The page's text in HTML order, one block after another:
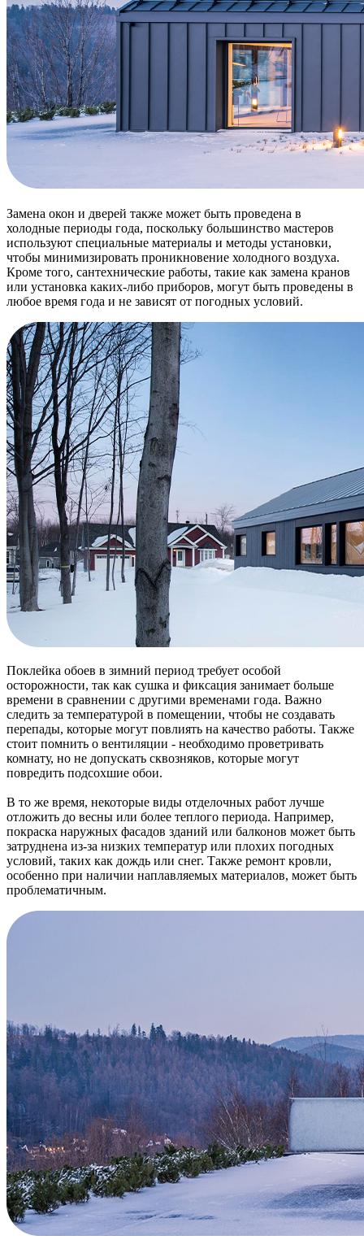
Замена окон и дверей также может быть проведена в
холодные периоды года, поскольку большинство мастеров
используют специальные материалы и методы установки,
чтобы минимизировать проникновение холодного воздуха.
Кроме того, сантехнические работы, такие как замена кранов
или установка каких-либо приборов, могут быть проведены в
любое время года и не зависят от погодных условий.
Поклейка обоев в зимний период требует особой
осторожности, так как сушка и фиксация занимает больше
времени в сравнении с другими временами года. Важно
следить за температурой в помещении, чтобы не создавать
перепады, которые могут повлиять на качество работы. Также
стоит помнить о вентиляции - необходимо проветривать
комнату, но не допускать сквозняков, которые могут
повредить подсохшие обои.
В то же время, некоторые виды отделочных работ лучше
отложить до весны или более теплого периода. Например,
покраска наружных фасадов зданий или балконов может быть
затруднена из-за низких температур или плохих погодных
условий, таких как дождь или снег. Также ремонт кровли,
особенно при наличии наплавляемых материалов, может быть
проблематичным.